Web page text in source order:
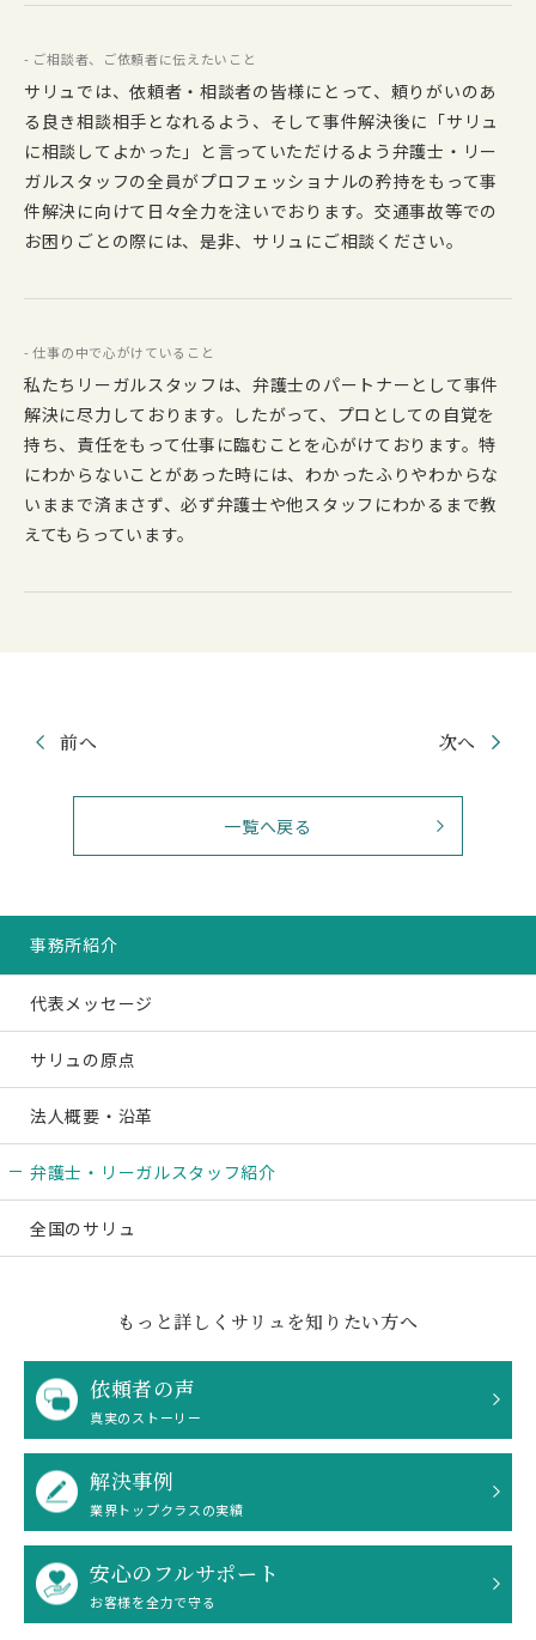
- ご相談者、ご依頼者に伝えたいこと
サリュでは、依頼者・相談者の皆様にとって、頼りがいのあ
る良き相談相手となれるよう、そして事件解決後に「サリュ
に相談してよかった」と言っていただけるよう弁護士・リー
ガルスタッフの全員がプロフェッショナルの矜持をもって事
件解決に向けて日々全力を注いでおります。交通事故等での
お困りごとの際には、是非、サリュにご相談ください。
- 仕事の中で心がけていること
私たちリーガルスタッフは、弁護士のパートナーとして事件
解決に尽力しております。したがって、プロとしての自覚を
持ち、責任をもって仕事に臨むことを心がけております。特
にわからないことがあった時には、わかったふりやわからな
いままで済まさず、必ず弁護士や他スタッフにわかるまで教
えてもらっています。
前へ
一覧へ戻る
次へ
事務所紹介
代表メッセージ
サリュの原点
法人概要・沿革
弁護士・リーガルスタッフ紹介
全国のサリュ
もっと詳しくサリュを知りたい方へ
依頼者の声
真実のストーリー
解決事例
業界トップクラスの実績
安心のフルサポート
お客様を全力で守る